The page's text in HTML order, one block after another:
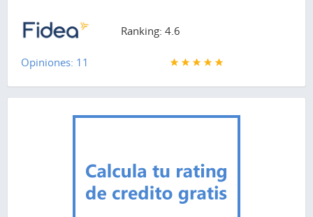
Ranking: 4.6
Opiniones: 11